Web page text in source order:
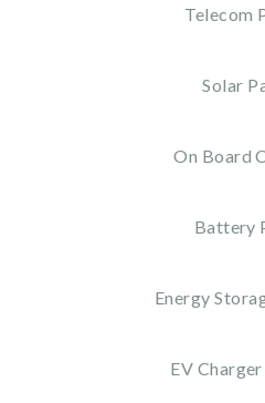
Telecom
Solar
On Board
Battery
Energy
EV